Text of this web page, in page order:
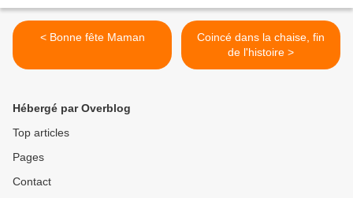
< Bonne fête Maman
Coincé dans la chaise, fin
de l'histoire >
Hébergé par Overblog
Top articles
Pages
Contact